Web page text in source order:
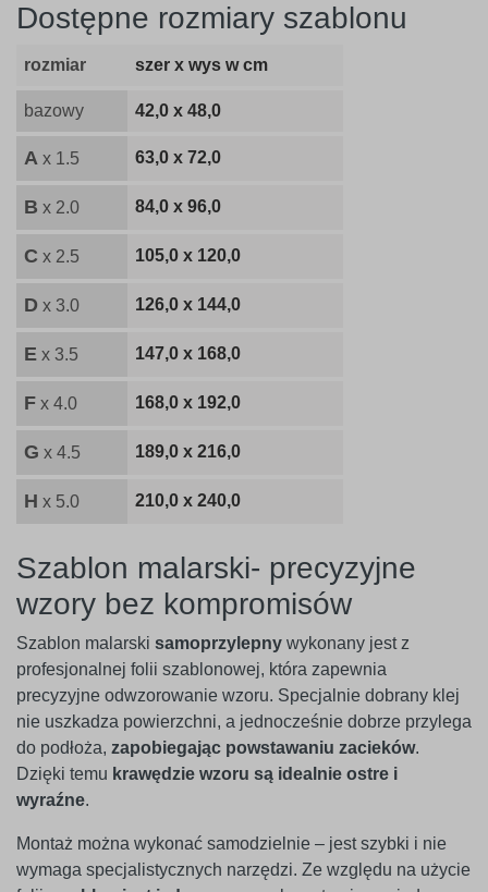
Dostępne rozmiary szablonu
rozmiar szer x wys w cm
bazowy 42,0 x 48,0
A x 1.5 63,0 x 72,0
B x 2.0 84,0 x 96,0
C x 2.5 105,0 x 120,0
D x 3.0 126,0 x 144,0
E x 3.5 147,0 x 168,0
F x 4.0 168,0 x 192,0
G x 4.5 189,0 x 216,0
H x 5.0 210,0 x 240,0
Szablon malarski- precyzyjne
wzory bez kompromisów
Szablon malarski samoprzylepny wykonany jest z
profesjonalnej folii szablonowej, która zapewnia
precyzyjne odwzorowanie wzoru. Specjalnie dobrany klej
nie uszkadza powierzchni, a jednocześnie dobrze przylega
do podłoża, zapobiegając powstawaniu zacieków.
Dzięki temu krawędzie wzoru są idealnie ostre i
wyraźne.
Montaż można wykonać samodzielnie – jest szybki i nie
wymaga specjalistycznych narzędzi. Ze względu na użycie